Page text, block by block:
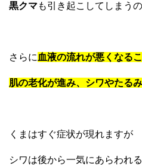
黒クマ も引き起こしてしまうの
さらに 血液の流れが悪くなる
肌の老化が進み、シワやたる
くまはすぐ症状が現れますが
シワは後から一気にあらわれ